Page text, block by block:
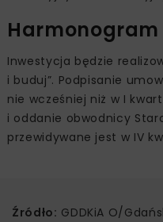
Inwestycja będzie
i buduj”. Podpisanie
nie wcześniej niż w I
i oddanie obwodnicy
przewidywane jest w IV
Źródło: GDDKiA O/